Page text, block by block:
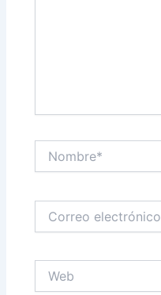
electrónico*